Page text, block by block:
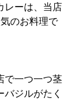
レーは、当店
のお料理で
で一つ一つ茎
ジルがたく